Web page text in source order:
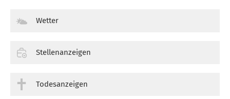
Wetter
Stellenanzeigen
Todesanzeigen